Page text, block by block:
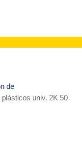
de
univ. 2K 50